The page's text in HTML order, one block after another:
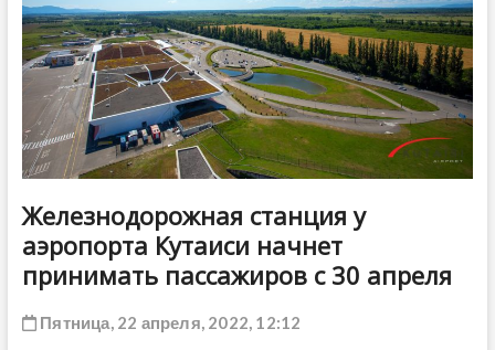
Железнодорожная станция у
аэропорта Кутаиси начнет
принимать пассажиров с 30 апреля
Пятница, 22 апреля, 2022, 12:12